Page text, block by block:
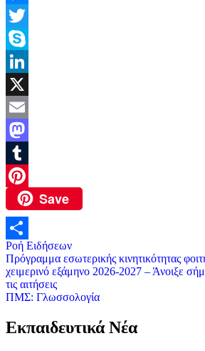
Link
Messenger
Twitter
Skype
LinkedIn
X
Email
Mastodon
Tumblr
PinterestSave
Μοιραστείτε
Ροή Ειδήσεων
Πλοήγηση
άρθρων
Πρόγραμμα εσωτερικής κινητικότητας
χειμερινό εξάμηνο 2026-2027 – Άνοιξε
τις αιτήσεις
ΠΜΣ: Γλωσσολογία
Εκπαιδευτικά Νέα